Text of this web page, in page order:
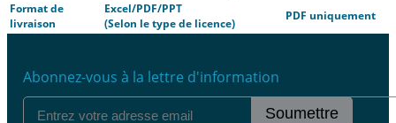
Format de
livraison
Excel/PDF/PPT
(Selon le type de licence)
PDF uniquement
Abonnez-vous à la lettre d'information
Soumettre